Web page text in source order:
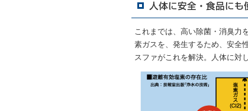
これまでは、高い除菌・消臭力
素ガスを、発生するため、安全
スファがこれを解決。人体に対